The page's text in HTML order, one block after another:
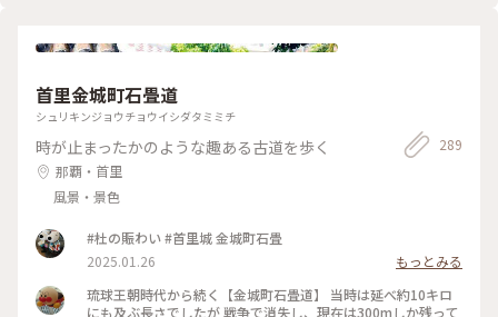
ハコニワ #本部 #古民家カフェ
首里金城町石畳道
シュリキンジョウチョウイシダタミミチ
時が止まったかのような趣ある古道を歩く
那覇・首里
風景・景色
289
#杜の賑わい #首里城 金城町石畳
2025.01.26
もっとみる
琉球王朝時代から続く【金城町石畳道】 当時は延べ約10キロ
にも及ぶ長さでしたが 戦争で消失し、現在は300mしか残って